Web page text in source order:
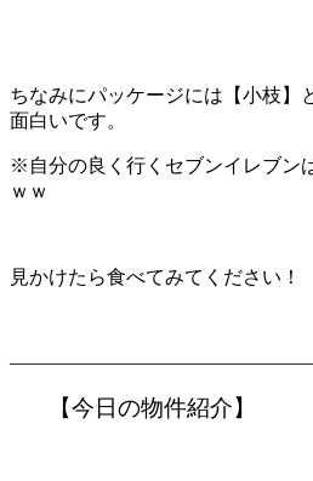
ちなみにパッケージには【小枝】
面白いです。
※自分の良く行くセブンイレブン
ｗｗ
見かけたら食べてみてください！
【今日の物件紹介】